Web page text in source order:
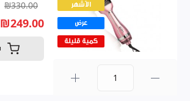
الأشهر
عرض
كمية قليلة
₪330.00
₪249.00